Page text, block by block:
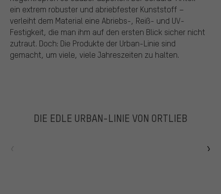
ein extrem robuster und abriebfester Kunststoff –
verleiht dem Material eine Abriebs-, Reiß- und UV-
Festigkeit, die man ihm auf den ersten Blick sicher nicht
zutraut. Doch: Die Produkte der Urban-Linie sind
gemacht, um viele, viele Jahreszeiten zu halten.
DIE EDLE URBAN-LINIE VON ORTLIEB